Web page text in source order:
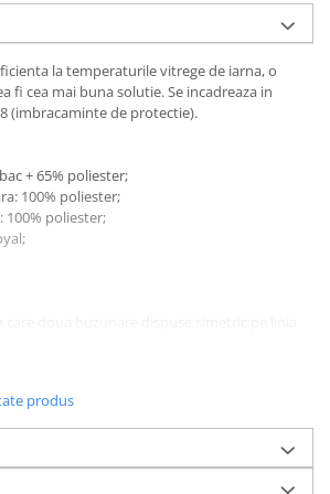
OB
S1
S1P
S2
la temperaturile vitrege de iarna, o
fi cea mai buna solutie. Se incadreaza in
(imbracaminte de protectie).
+ 65% poliester;
100% poliester;
100% poliester;
la nivelul pieptului inchise cu velcro;
frontal cu fermoar.
40 grade;
produs